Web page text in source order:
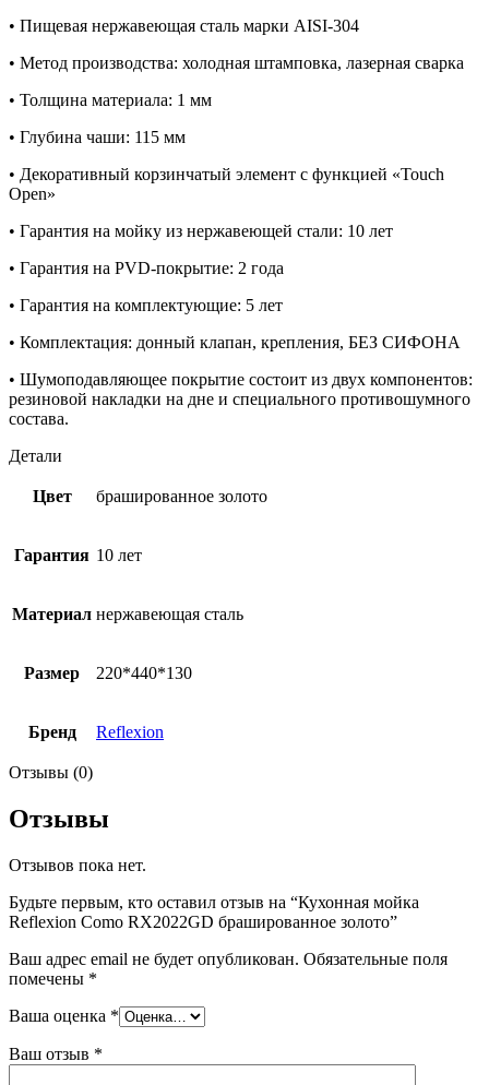
• Пищевая нержавеющая сталь марки AISI-304
• Метод производства: холодная штамповка, лазерная сварка
• Толщина материала: 1 мм
• Глубина чаши: 115 мм
• Декоративный корзинчатый элемент с функцией «Touch
Open»
• Гарантия на мойку из нержавеющей стали: 10 лет
• Гарантия на PVD-покрытие: 2 года
• Гарантия на комплектующие: 5 лет
• Комплектация: донный клапан, крепления, БЕЗ СИФОНА
• Шумоподавляющее покрытие состоит из двух компонентов:
резиновой накладки на дне и специального противошумного
состава.
Детали
Цвет брашированное золото
Гарантия 10 лет
Материал нержавеющая сталь
Размер 220*440*130
Бренд Reflexion
Отзывы (0)
Отзывы
Отзывов пока нет.
Будьте первым, кто оставил отзыв на “Кухонная мойка
Reflexion Como RX2022GD брашированное золото”
Ваш адрес email не будет опубликован. Обязательные поля
помечены *
Ваша оценка *
Ваш отзыв *